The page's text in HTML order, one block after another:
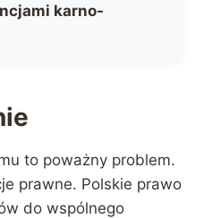
karno-
to poważny problem.
prawne. Polskie prawo
do wspólnego